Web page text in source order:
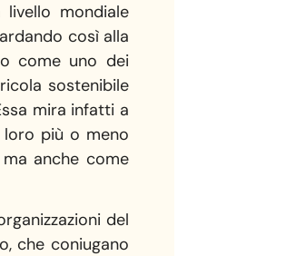
mondiale
così alla
come uno dei
sostenibile
mira infatti a
più o meno
anche come
del
che coniugano